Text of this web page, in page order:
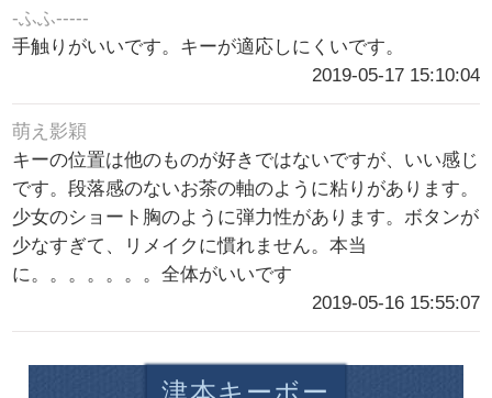
-ふふ-----
手触りがいいです。キーが適応しにくいです。
2019-05-17 15:10:04
萌え影穎
キーの位置は他のものが好きではないですが、いい感じ
です。段落感のないお茶の軸のように粘りがあります。
少女のショート胸のように弾力性があります。ボタンが
少なすぎて、リメイクに慣れません。本当
に。。。。。。。全体がいいです
2019-05-16 15:55:07
津本キーボー